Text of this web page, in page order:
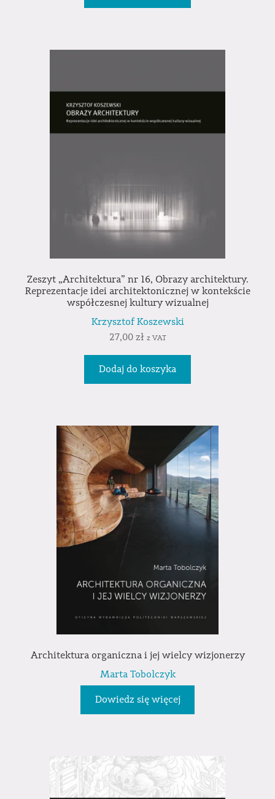
Zeszyt „Architektura” nr 16, Obrazy architektury.
Reprezentacje idei architektonicznej w kontekście
współczesnej kultury wizualnej
Krzysztof Koszewski
27,00 zł z VAT
Dodaj do koszyka
Architektura organiczna i jej wielcy wizjonerzy
Marta Tobolczyk
Dowiedz się więcej